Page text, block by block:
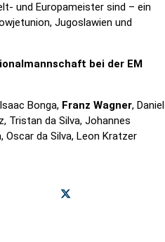
und Europameister sind – ein
Jugoslawien und
bei der EM
Bonga, Franz Wagner, Daniel
Tristan da Silva, Johannes
Oscar da Silva, Leon Kratzer